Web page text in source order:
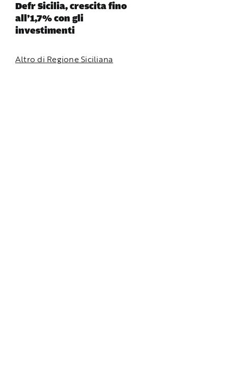
Defr Sicilia, crescita fino
all’1,7% con gli
investimenti
Altro di Regione Siciliana